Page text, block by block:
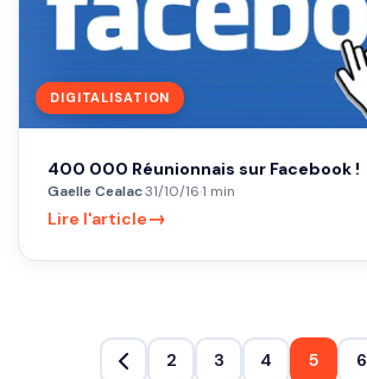
DIGITALISATION
400 000 Réunionnais sur Facebook !
Gaelle Cealac·31/10/16·1 min
Lire l'article→
2 3 4 5 6